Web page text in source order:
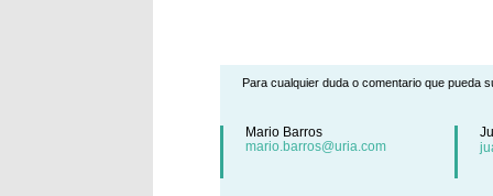
Para cualquier duda o comentario que pueda
Mario Barros
mario.barros@uria.com